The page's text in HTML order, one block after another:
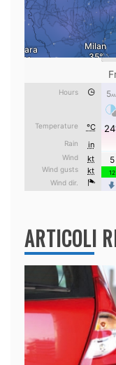
ARTICOLI